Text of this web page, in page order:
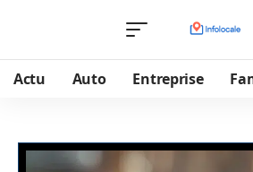
Actu Auto Entreprise